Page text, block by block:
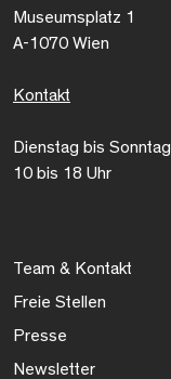
Museumsplatz 1
A-1070 Wien
Kontakt
Dienstag bis Sonntag
10 bis 18 Uhr
Team & Kontakt
Freie Stellen
Presse
Newsletter